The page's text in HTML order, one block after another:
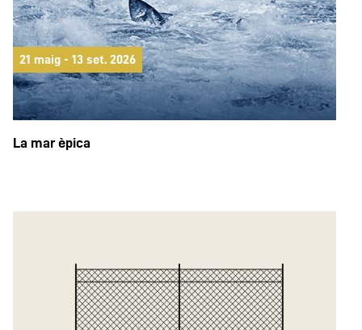
21 maig - 13 set. 2026
La mar èpica